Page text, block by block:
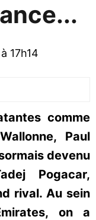
17h14
comme
Paul
devenu
Pogacar,
rival. Au sein
on a